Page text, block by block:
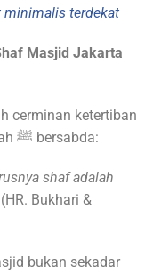
minimalis terdekat
Masjid Jakarta
cerminan ketertiban
hati dan persatuan umat. Rasulullah ﷺ bersabda:
shaf adalah
(HR. Bukhari &
bukan sekadar